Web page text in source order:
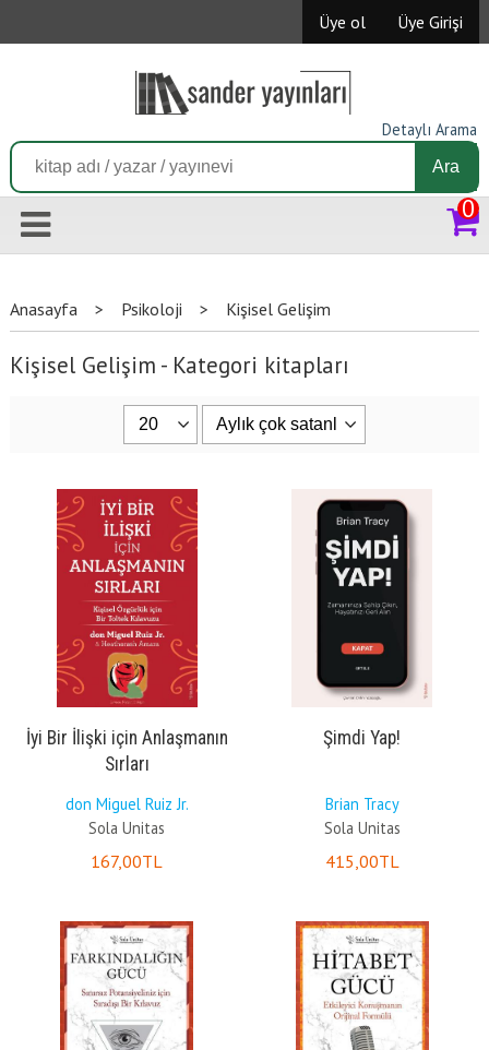
Üye ol Üye Girişi
Ara
Detaylı Arama
0
Anasayfa > Psikoloji > Kişisel Gelişim
Kişisel Gelişim - Kategori kitapları
İyi Bir İlişki için Anlaşmanın
Sırları
don Miguel Ruiz Jr.
Sola Unitas
167,00TL
Şimdi Yap!
Brian Tracy
Sola Unitas
415 ,00TL